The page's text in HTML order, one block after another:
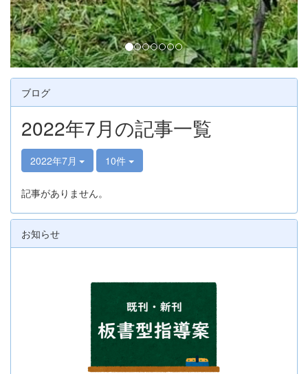
ブログ
2022年7月の記事一覧
2022年7月 10件
記事がありません。
お知らせ